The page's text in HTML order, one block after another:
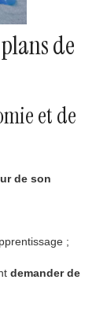
de
et de
de son
;
demander de